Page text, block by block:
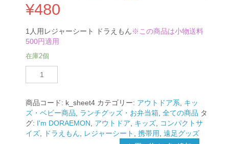
¥480
1人用レジャーシート ドラえもん※この商品は小物送料
500円適用
在庫2個
ジ
ー
シ
ー
ト
商品コード: k_sheet4 カテゴリー: アウトドア系, キッ
ズ・ベビー商品, ランチグッズ・お弁当箱, 全ての商品 タ
グ: I'm DORAEMON, アウトドア, キッズ, コンパクトサ
イズ, ドラえもん, レジャーシート , 携帯用, 遠足グッズ